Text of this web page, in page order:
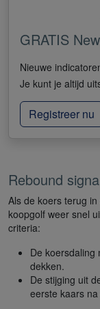
GRATIS
Nieuwe
Je kunt je altijd
Registreer nu
Rebound
Als de koers terug
koopgolf weer snel
criteria:
De koersdaling
dekken.
De stijging uit
eerste kaars